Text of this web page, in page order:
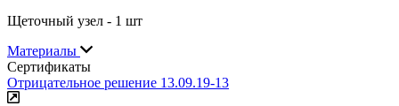
Щеточный узел - 1 шт
Материалы
Сертификаты
Отрицательное решение 13.09.19-13